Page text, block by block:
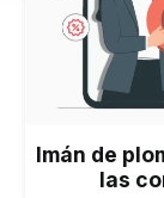
Imán de
las